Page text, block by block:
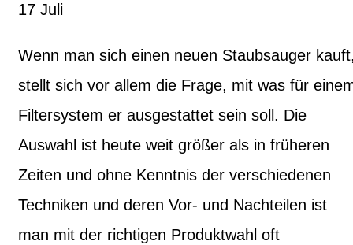
17 Juli
Wenn man sich einen neuen Staubsauger
stellt sich vor allem die Frage, mit was für
Filtersystem er ausgestattet sein soll. Die
Auswahl ist heute weit größer als in früheren
Zeiten und ohne Kenntnis der verschiedenen
Techniken und deren Vor- und Nachteilen ist
man mit der richtigen Produktwahl oft